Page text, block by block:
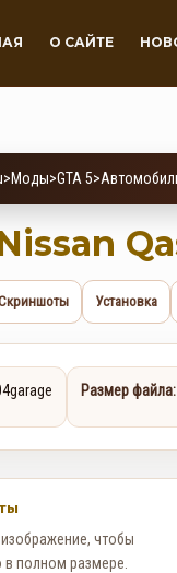
О САЙТЕ
>Моды>GTA 5>
Установка
Размер файла:
чтобы
в полном размере.